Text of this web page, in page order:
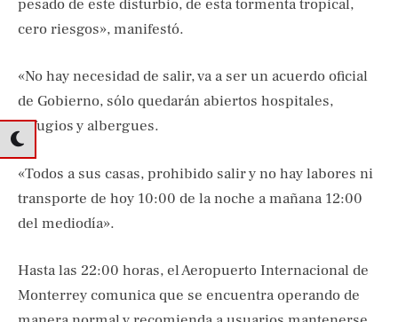
pesado de este disturbio, de esta tormenta tropical,
cero riesgos», manifestó.
«No hay necesidad de salir, va a ser un acuerdo oficial
de Gobierno, sólo quedarán abiertos hospitales,
refugios y albergues.
«Todos a sus casas, prohibido salir y no hay labores ni
transporte de hoy 10:00 de la noche a mañana 12:00
del mediodía».
Hasta las 22:00 horas, el Aeropuerto Internacional de
Monterrey comunica que se encuentra operando de